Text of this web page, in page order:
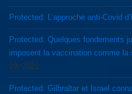
Protected: L’approche anti-Covid
Protected: Quelques fondements
imposent la vaccination comme la
19, 2021
Protected: Gilbraltar et Israel